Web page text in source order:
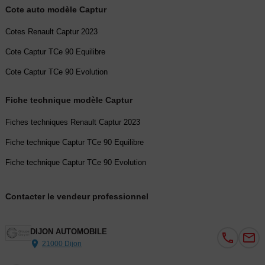
- Système ISOFIX (i-Size) aux places latérales AR et passager AV
- Freinage actif d'urgence avec détection piétons et cyclistes (AEBS
- Sellerie MC2
- Alternateur renforcé
- Jantes Alliages 17" Eridis
- Volant en tissus
- Sans chargeur à induction
- EASY LINK avec écran 7" avec réplication smartphone sans fil
- Roue de secours galette
Couleur
NOIR ETOILE
Cote auto modèle Captur
Cotes Renault Captur 2023
Cote Captur TCe 90 Equilibre
Cote Captur TCe 90 Evolution
Fiche technique modèle Captur
Fiches techniques Renault Captur 2023
Fiche technique Captur TCe 90 Equilibre
Fiche technique Captur TCe 90 Evolution
Contacter le vendeur professionnel
DIJON AUTOMOBILE
21000 Dijon